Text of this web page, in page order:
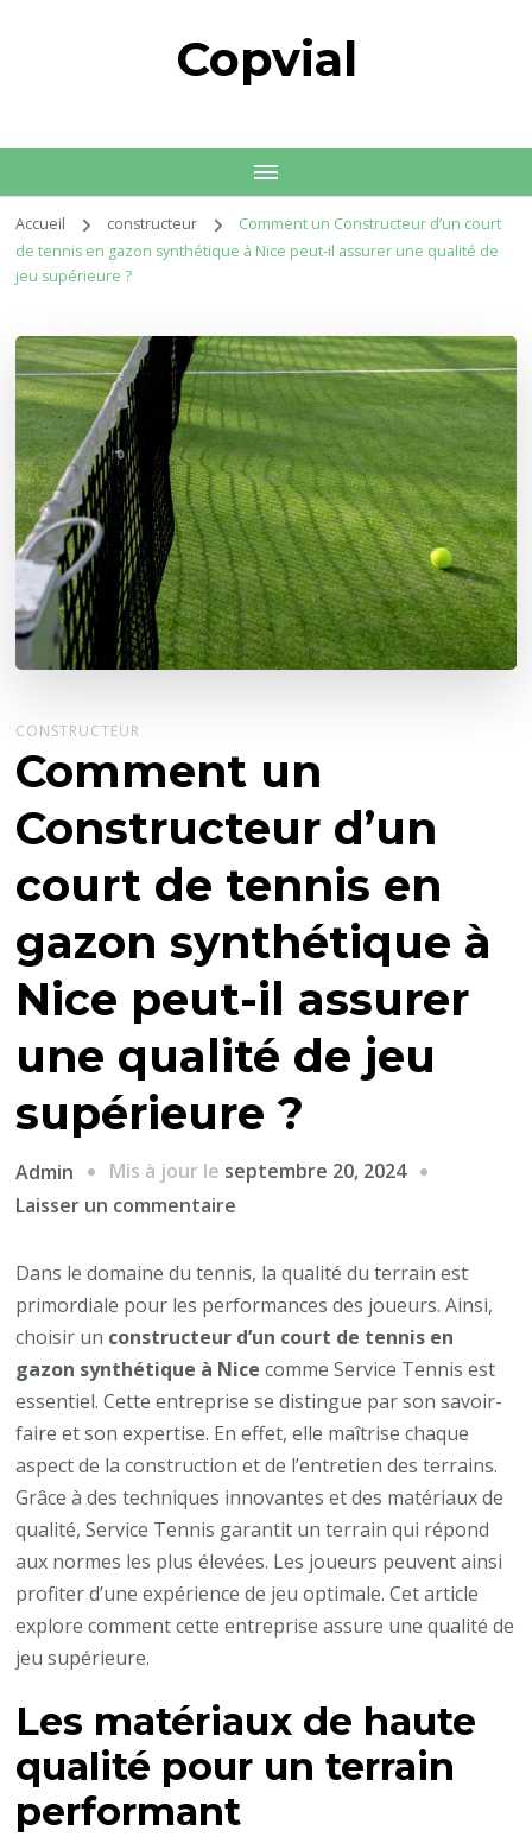
Copvial
Accueil constructeur
Comment un Constructeur d’un court
de tennis en gazon synthétique à Nice peut-il assurer une qualité de
jeu supérieure ?
CONSTRUCTEUR
Comment un
Constructeur d’un
court de tennis en
gazon synthétique à
Nice peut-il assurer
une qualité de jeu
supérieure ?
Admin Mis à jour le septembre 20, 2024
Laisser un commentaire
un
Constructeur
d’un
court
de
tennis
en
gazon
synthétique
à
Nice
peut-
une
de
jeu
Dans le domaine du tennis, la qualité du terrain est
primordiale pour les performances des joueurs. Ainsi,
choisir un constructeur d’un court de tennis en
gazon synthétique à Nice comme Service Tennis est
essentiel. Cette entreprise se distingue par son savoir-
faire et son expertise. En effet, elle maîtrise chaque
aspect de la construction et de l’entretien des terrains.
Grâce à des techniques innovantes et des matériaux de
qualité, Service Tennis garantit un terrain qui répond
aux normes les plus élevées. Les joueurs peuvent ainsi
profiter d’une expérience de jeu optimale. Cet article
explore comment cette entreprise assure une qualité de
jeu supérieure.
Les matériaux de haute
qualité pour un terrain
performant